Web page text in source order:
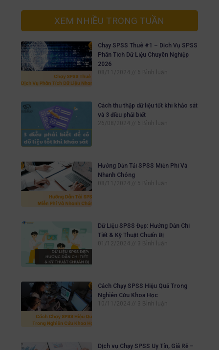
XEM NHIỀU TRONG TUẦN
Chạy SPSS Thuê #1 – Dịch Vụ SPSS
Phân Tích Dữ Liệu Chuyên Nghiệp
2026
08/11/2024
6 Bình luận
Cách thu thập dữ liệu tốt khi khảo sát
và 3 điều phải biết
26/08/2024
6 Bình luận
Hướng Dẫn Tải SPSS Miễn Phí Và
Nhanh Chóng
08/11/2024
5 Bình luận
Dữ Liệu SPSS Đẹp: Hướng Dẫn Chi
Tiết & Kỹ Thuật Chuẩn Bị
01/12/2024
3 Bình luận
Cách Chạy SPSS Hiệu Quả Trong
Nghiên Cứu Khoa Học
10/11/2024
3 Bình luận
Dịch vụ Chạy SPSS Uy Tín, Giá Rẻ –